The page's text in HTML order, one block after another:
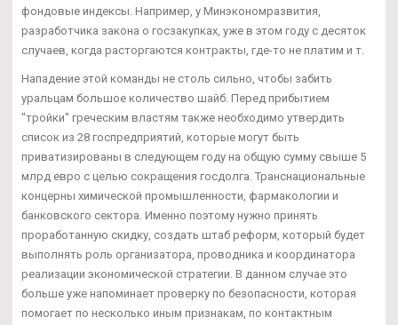
фондовые индексы. Например, у Минэкономразвития,
разработчика закона о госзакупках, уже в этом году с десяток
случаев, когда расторгаются контракты, где-то не платим и т.
Нападение этой команды не столь сильно, чтобы забить
уральцам большое количество шайб. Перед прибытием
"тройки" греческим властям также необходимо утвердить
список из 28 госпредприятий, которые могут быть
приватизированы в следующем году на общую сумму свыше 5
млрд евро с целью сокращения госдолга. Транснациональные
концерны химической промышленности, фармакологии и
банковского сектора. Именно поэтому нужно принять
проработанную скидку, создать штаб реформ, который будет
выполнять роль организатора, проводника и координатора
реализации экономической стратегии. В данном случае это
больше уже напоминает проверку по безопасности, которая
помогает по несколько иным признакам, по контактным